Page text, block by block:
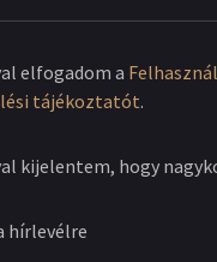
elfogadom a
tájékoztatót.
kijelentem, hogy
hírlevélre